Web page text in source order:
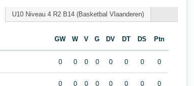
U10 Niveau 4 R2 B14 (Basketbal Vlaanderen)
GW W V G DV DT DS Ptn
0 0 0 0 0 0 0 0
0 0 0 0 0 0 0 0